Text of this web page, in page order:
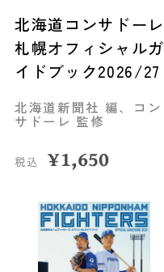
北海道コンサドーレ
札幌オフィシャルガ
イドブック2026/27
北海道新聞社 編、コン
サドーレ 監修
税込 ¥1,650